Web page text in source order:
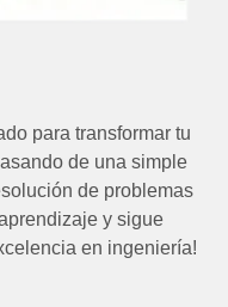
para transformar tu
de una simple
de problemas
y sigue
en ingeniería!